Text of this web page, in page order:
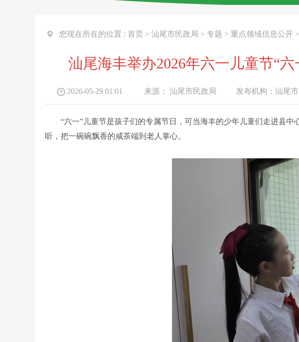
您现在所在的位置 : 首页 > 汕尾市民政局 > 专题 > 重点领域信息公开 >
汕尾海丰举办2026年六一儿童节“
2026-05-29 01:01 来源： 汕尾市民政局 发布机构： 汕尾
“六一”儿童节是孩子们的专属节日，可当海丰的少年儿童们走进县
听，把一碗碗飘香的咸茶端到老人掌心。